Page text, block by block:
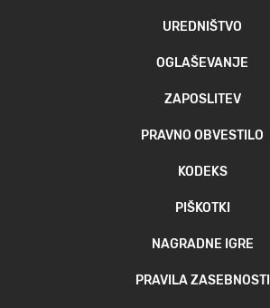
UREDNIŠTVO
OGLAŠEVANJE
ZAPOSLITEV
PRAVNO OBVESTILO
KODEKS
PIŠKOTKI
NAGRADNE IGRE
PRAVILA ZASEBNOSTI